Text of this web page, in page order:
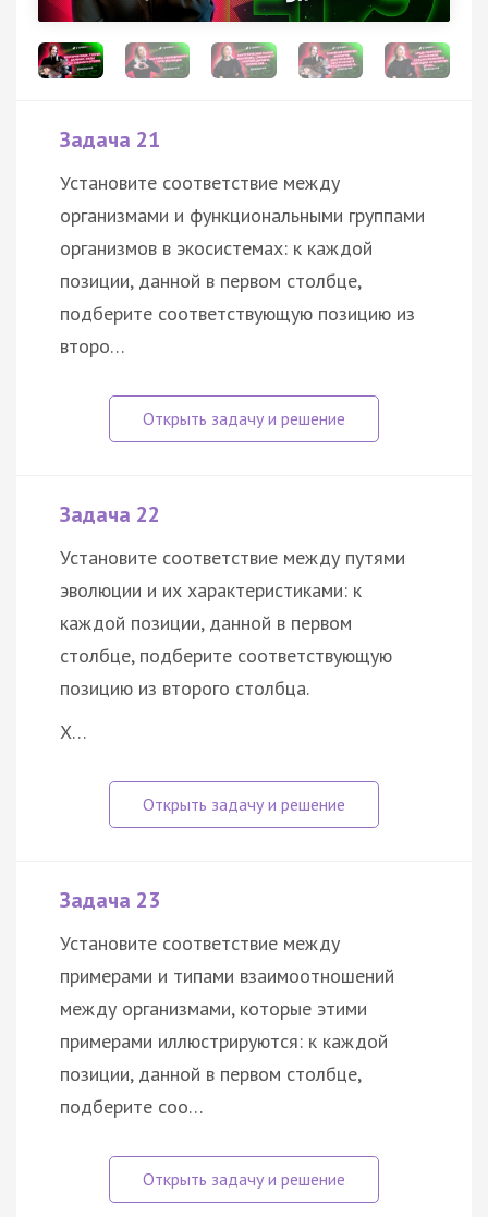
Задача 21
Установите соответствие между
организмами и функциональными группами
организмов в экосистемах: к каждой
позиции, данной в первом столбце,
подберите соответствующую позицию из
второ…
Задача 22
Установите соответствие между путями
эволюции и их характеристиками: к
каждой позиции, данной в первом
столбце, подберите соответствующую
позицию из второго столбца.
Х…
Задача 23
Установите соответствие между
примерами и типами взаимоотношений
между организмами, которые этими
примерами иллюстрируются: к каждой
позиции, данной в первом столбце,
подберите соо…